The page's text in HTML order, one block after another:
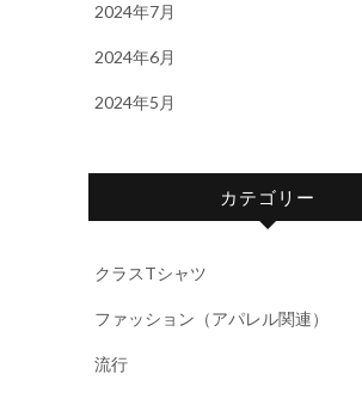
2024年7月
2024年6月
2024年5月
カテゴリー
クラスTシャツ
ファッション（アパレル関連）
流行